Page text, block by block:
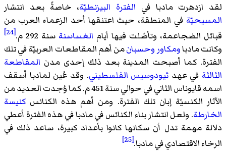
لقد ازدهرت مادبا في الفترة البيزنطيّة، خاصةً بعد انتشار
المسيحيّة في المنطقة، حيث اعتنقها أحد الزعماء العرب من
قبائل الضجاعمة، وتأصّلت فيها أيام الغساسنة سنة 292 م. [24]
وكانت مادباومكاور وحسبانمن أهم المقاطعات العربيّة في تلك
الفترة. كما أصبحت المدينة بعد ذلك إحدى مدن المقاطعة
الثالثة في عهد ثيودوسيس الفلسطيني. وقد عُين لمادبا أسقف
اسمه قايوناس الثاني في حوالي سنة 451 م. كما وُجدت العديد من
الآثار الكنسيّة إبان تلك الفترة. ومن أهم هذه الكنائس كنيسة
الخارطة. ولعل انتشار بناء الكنائس في مادبا في هذه الفترة أعطي
دلالة مهمة تدل أن سكانها كانوا بأعداد كبيرة، ساعد ذلك في
الرخاء الاقتصادي في مادبا.[25]